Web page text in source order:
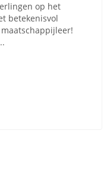
op het
betekenisvol